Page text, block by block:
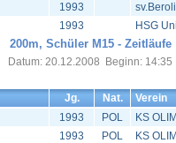
1993
1993 HSG
200m, Schüler M15 - Zeitläufe
Datum: 20.12.2008 Beginn: 14:35
Jg. Nat.
Verein
1993 POL
KS
1993 POL
KS